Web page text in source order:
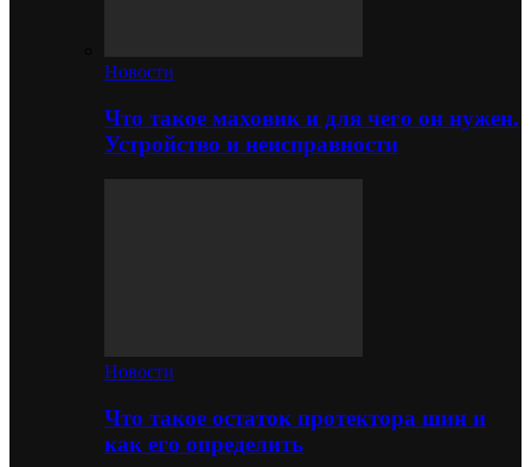
Новости
Что такое маховик и для чего он нужен.
Устройство и неисправности
Новости
Что такое остаток протектора шин и
как его определить